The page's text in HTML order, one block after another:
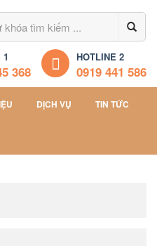
368
HOTLINE 2
0919 441 586
DỊCH VỤ TIN TỨC